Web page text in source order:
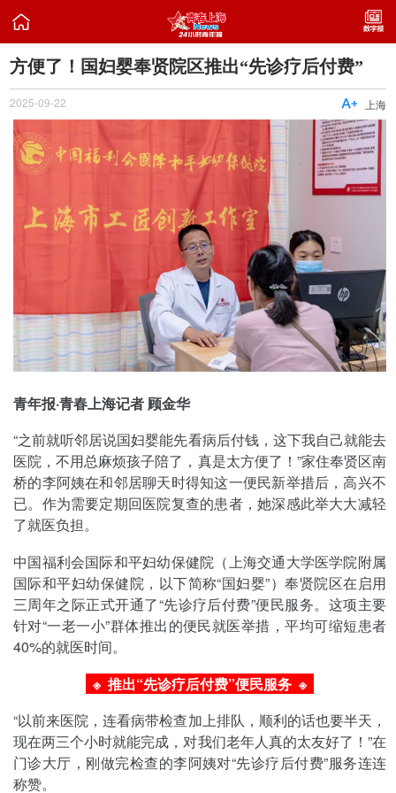

方便了！国妇婴奉贤院区推出“先诊疗后付费”
2025-09-22 上海

青年报·青春上海记者 顾金华
“之前就听邻居说国妇婴能先看病后付钱，这下我自己就能去
医院，不用总麻烦孩子陪了，真是太方便了！”家住奉贤区南
桥的李阿姨在和邻居聊天时得知这一便民新举措后，高兴不
已。作为需要定期回医院复查的患者，她深感此举大大减轻
了就医负担。
中国福利会国际和平妇幼保健院（上海交通大学医学院附属
国际和平妇幼保健院，以下简称“国妇婴”）奉贤院区在启用
三周年之际正式开通了“先诊疗后付费”便民服务。这项主要
针对“一老一小”群体推出的便民就医举措，平均可缩短患者
40%的就医时间。
※ 推出“先诊疗后付费”便民服务 ※
“以前来医院，连看病带检查加上排队，顺利的话也要半天，
现在两三个小时就能完成，对我们老年人真的太友好了！”在
门诊大厅，刚做完检查的李阿姨对“先诊疗后付费”服务连连
称赞。